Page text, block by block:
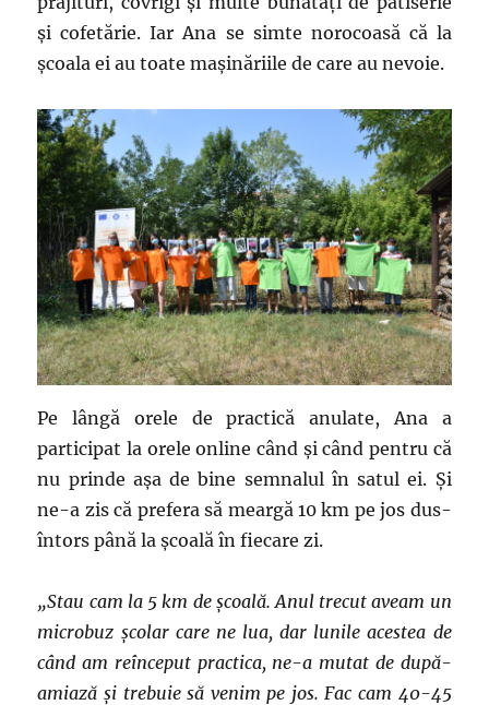
și cofetărie. Iar Ana se simte norocoasă că la
școala ei au toate mașinăriile de care au nevoie.
Pe lângă orele de practică anulate, Ana a
participat la orele online când și când pentru că
nu prinde așa de bine semnalul în satul ei. Și
ne-a zis că prefera să meargă 10 km pe jos dus-
întors până la școală în fiecare zi.
„Stau cam la 5 km de școală. Anul trecut aveam un
microbuz școlar care ne lua, dar lunile acestea de
când am reînceput practica, ne-a mutat de după-
amiază și trebuie să venim pe jos. Fac cam 40-45